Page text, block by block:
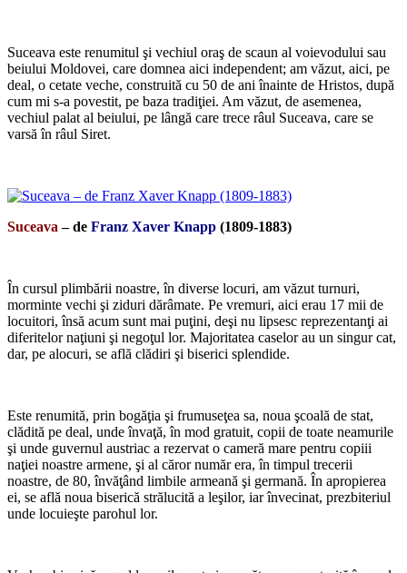
Suceava este renumitul şi vechiul oraş de scaun al voievodului sau
beiului Moldovei, care domnea aici independent; am văzut, aici, pe
deal, o cetate veche, construită cu 50 de ani înainte de Hristos, după
cum mi s-a povestit, pe baza tradiţiei. Am văzut, de asemenea,
vechiul palat al beiului, pe lângă care trece râul Suceava, care se
varsă în râul Siret.
Suceava – de Franz Xaver Knapp (1809-1883)
În cursul plimbării noastre, în diverse locuri, am văzut turnuri,
morminte vechi şi ziduri dărâmate. Pe vremuri, aici erau 17 mii de
locuitori, însă acum sunt mai puţini, deşi nu lipsesc reprezentanţi ai
diferitelor naţiuni şi negoţul lor. Majoritatea caselor au un singur cat,
dar, pe alocuri, se află clădiri şi biserici splendide.
Este renumită, prin bogăţia şi frumuseţea sa, noua şcoală de stat,
clădită pe deal, unde învaţă, în mod gratuit, copii de toate neamurile
şi unde guvernul austriac a rezervat o cameră mare pentru copiii
naţiei noastre armene, şi al căror număr era, în timpul trecerii
noastre, de 80, învăţând limbile armeană şi germană. În apropierea
ei, se află noua biserică strălucită a leşilor, iar învecinat, prezbiteriul
unde locuieşte parohul lor.